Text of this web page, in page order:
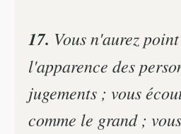
17. Vous n'aurez
l'apparence des
jugements ; vous
comme le grand ;